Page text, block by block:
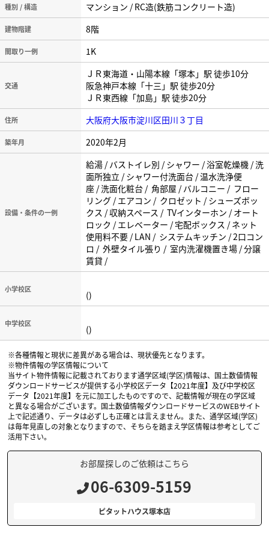
種別 / 構造 マンション / RC造(鉄筋コンクリート造)
建物階建 8階
間取り一例 1K
交通
ＪＲ東海道・山陽本線「塚本」駅 徒歩10分
阪急神戸本線「十三」駅 徒歩20分
ＪＲ東西線「加島」駅 徒歩20分
住所 大阪府大阪市淀川区田川３丁目
築年月 2020年2月
設備・条件の一例
給湯 / バストイレ別 / シャワー / 浴室乾燥機 / 洗
面所独立 / シャワー付洗面台 / 温水洗浄便
座 / 洗面化粧台 / 角部屋 / バルコニー / フロー
リング / エアコン / クロゼット / シューズボッ
クス / 収納スペース / TVインターホン / オート
ロック / エレベーター / 宅配ボックス / ネット
使用料不要 / LAN / システムキッチン / 2口コン
ロ / 外壁タイル張り / 室内洗濯機置き場 / 分譲
賃貸 /
小学校区 ()
中学校区 ()
※各種情報と現状に差異がある場合は、現状優先となります。
※物件情報の学区情報について
当サイト物件情報に記載されております通学区域(学区)情報は、国土数値情報
ダウンロードサービスが提供する小学校区データ【2021年度】及び中学校区
データ【2021年度】を元に加工したものですので、記載情報が現在の学区域
と異なる場合がございます。国土数値情報ダウンロードサービスのWEBサイト
上で記述通り、データは必ずしも正確とは言えません。また、通学区域(学区)
は毎年見直しの対象となりますので、そちらを踏まえ学区情報は参考としてご
活用下さい。
お部屋探しのご依頼はこちら
06-6309-5159
ピタットハウス塚本店